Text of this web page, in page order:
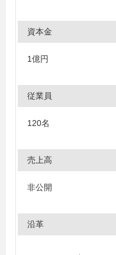
資本金
1億円
従業員
120名
売上高
非公開
沿革